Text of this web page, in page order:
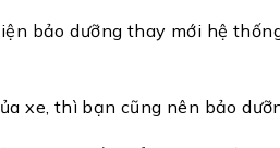
bảo dưỡng thay mới hệ
xe, thì bạn cũng nên bảo